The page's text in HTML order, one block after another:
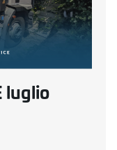
luglio